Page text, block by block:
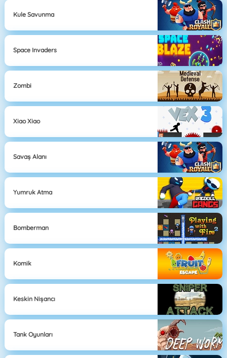
Kule Savunma
Space Invaders
Zombi
Xiao Xiao
Savaş Alanı
Yumruk Atma
Bomberman
Komik
Keskin Nişancı
Tank Oyunları